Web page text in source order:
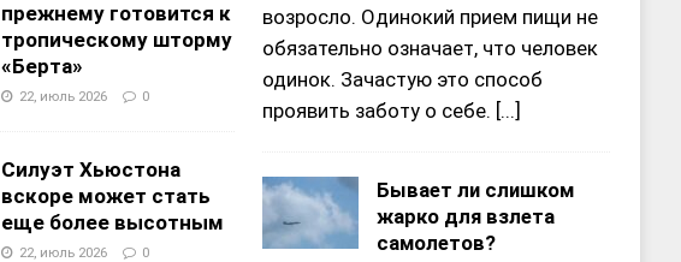
прежнему готовится к
тропическому шторму
«Берта»
22, июль 2026 0
Силуэт Хьюстона
вскоре может стать
еще более высотным
22, июль 2026 0
возросло. Одинокий прием пищи не
обязательно означает, что человек
одинок. Зачастую это способ
проявить заботу о себе. [...]
Бывает ли слишком
жарко для взлета
самолетов?